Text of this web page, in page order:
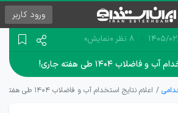
ورود کاربر
۰۲/۲۰ 8 نظر «نمایش»
فاضلاب ۱۴۰۴ طی هفته جاری!
اعلام نتایج استخدام آب و فاضلاب ۱۴۰۴ طی هفته جاری!